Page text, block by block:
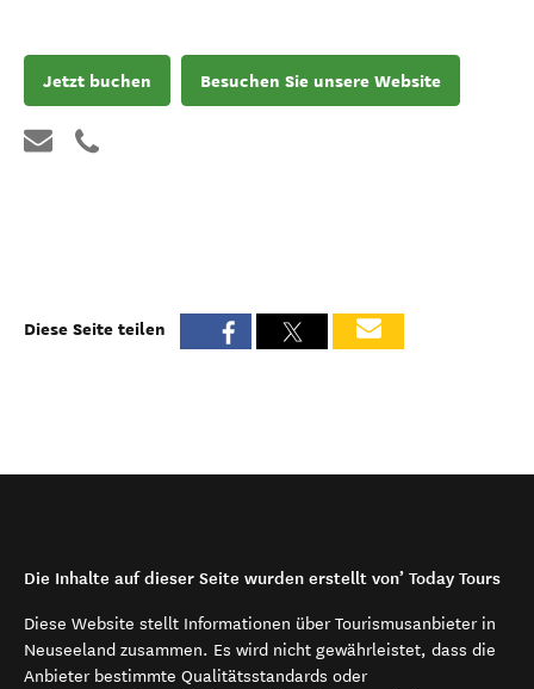
Jetzt buchen Besuchen Sie unsere Website
Diese Seite teilen
Die Inhalte auf dieser Seite wurden erstellt von’ Today Tours
Diese Website stellt Informationen über Tourismusanbieter in
Neuseeland zusammen. Es wird nicht gewährleistet, dass die
Anbieter bestimmte Qualitätsstandards oder